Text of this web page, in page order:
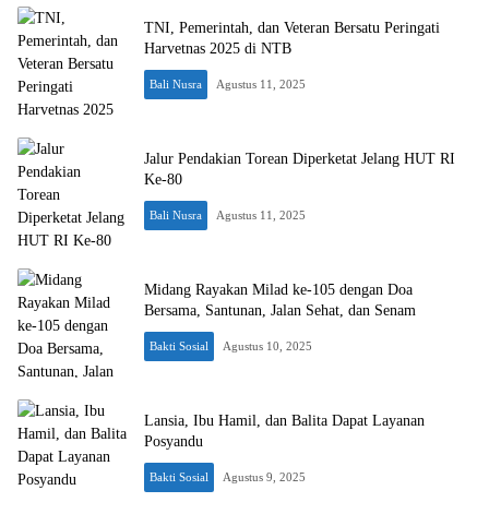
TNI, Pemerintah, dan Veteran Bersatu Peringati
Harvetnas 2025 di NTB
Bali Nusra Agustus 11, 2025
Jalur Pendakian Torean Diperketat Jelang HUT RI
Ke-80
Bali Nusra Agustus 11, 2025
Midang Rayakan Milad ke-105 dengan Doa
Bersama, Santunan, Jalan Sehat, dan Senam
Bakti Sosial Agustus 10, 2025
Lansia, Ibu Hamil, dan Balita Dapat Layanan
Posyandu
Bakti Sosial Agustus 9, 2025